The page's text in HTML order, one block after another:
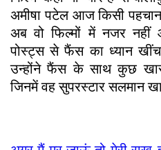
अमीषा पटेल आज किसी
अब वो फिल्मों में नजर नहीं
पोस्ट्स से फैंस का ध्यान
उन्होंने फैंस के साथ कुछ
जिनमें वह सुपरस्टार सलमान